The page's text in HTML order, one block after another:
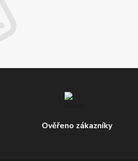
Ověřeno zákazníky